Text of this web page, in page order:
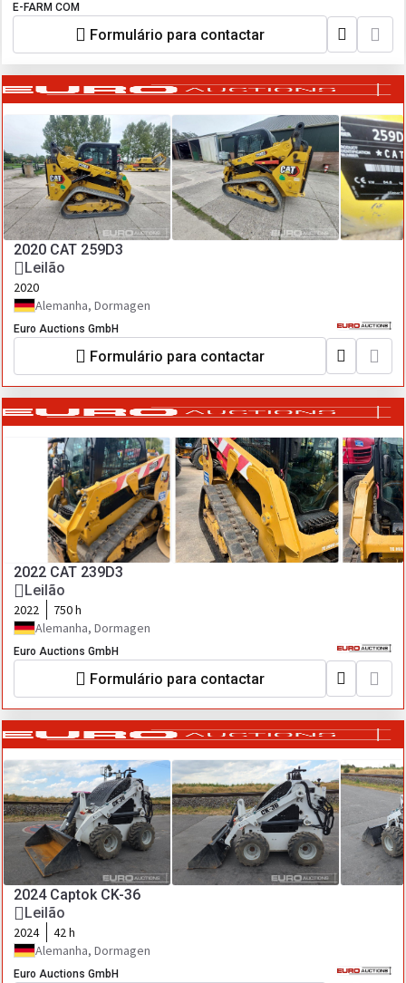
E-FARM COM
Formulário para contactar
2020 CAT 259D3
Leilão
2020
Alemanha, Dormagen
Euro Auctions GmbH
Formulário para contactar
2022 CAT 239D3
Leilão
2022
750 h
Alemanha, Dormagen
Euro Auctions GmbH
Formulário para contactar
2024 Captok CK-36
Leilão
2024
42 h
Alemanha, Dormagen
Euro Auctions GmbH